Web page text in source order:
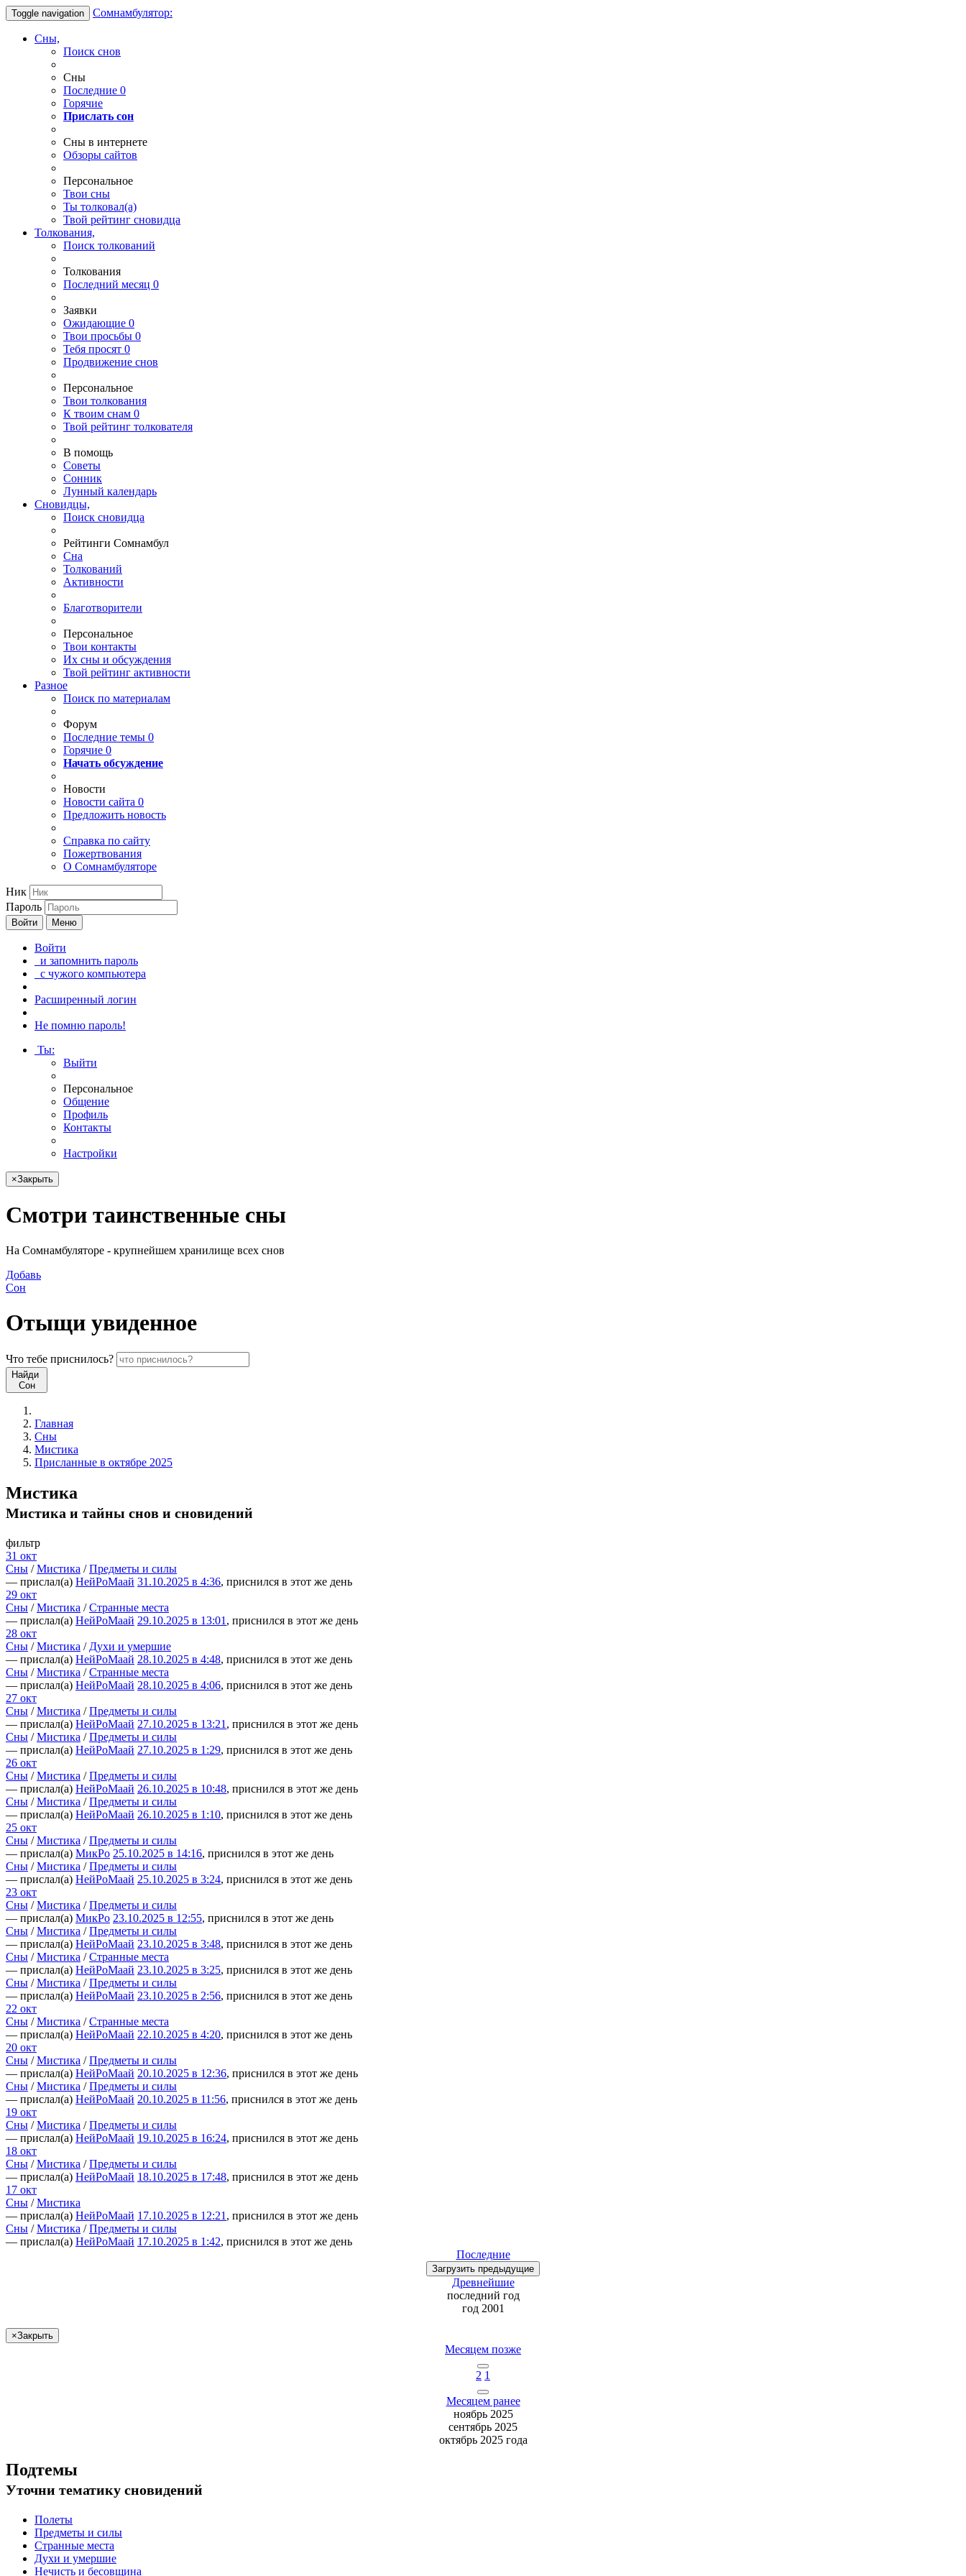
Toggle navigation Сомнамбулятор:
Сны,
Поиск снов
Сны
Последние 0
Горячие
Прислать сон
Сны в интернете
Обзоры сайтов
Персональное
Твои сны
Ты толковал(а)
Твой рейтинг сновидца
Толкования,
Поиск толкований
Толкования
Последний месяц 0
Заявки
Ожидающие 0
Твои просьбы 0
Тебя просят 0
Продвижение снов
Персональное
Твои толкования
К твоим снам 0
Твой рейтинг толкователя
В помощь
Советы
Сонник
Лунный календарь
Сновидцы,
Поиск сновидца
Рейтинги Сомнамбул
Сна
Толкований
Активности
Благотворители
Персональное
Твои контакты
Их сны и обсуждения
Твой рейтинг активности
Разное
Поиск по материалам
Форум
Последние темы 0
Горячие 0
Начать обсуждение
Новости
Новости сайта 0
Предложить новость
Справка по сайту
Пожертвования
О Сомнамбуляторе
Ник
Пароль
Войти Меню
Войти
и запомнить пароль
с чужого компьютера
Расширенный логин
Не помню пароль!
Ты:
Выйти
Персональное
Общение
Профиль
Контакты
Настройки
×Закрыть
Смотри таинственные сны
На Сомнамбуляторе - крупнейшем хранилище всех снов
Добавь
Сон
Отыщи увиденное
Что тебе приснилось?
Найди
Сон
Главная
Сны
Мистика
Присланные в октябре 2025
Мистика
Мистика и тайны снов и сновидений
фильтр
31 окт
Сны /Мистика /Предметы и силы
— прислал(а) НейРоМаай 31.10.2025 в 4:36, приснился в этот же день
29 окт
Сны /Мистика /Странные места
— прислал(а) НейРоМаай 29.10.2025 в 13:01 , приснился в этот же день
28 окт
Сны /Мистика / Духи и умершие
— прислал(а) НейРоМаай 28.10.2025 в 4:48, приснился в этот же день
Сны /Мистика /Странные места
— прислал(а) НейРоМаай 28.10.2025 в 4:06, приснился в этот же день
27 окт
Сны /Мистика /Предметы и силы
— прислал(а) НейРоМаай 27.10.2025 в 13:21 , приснился в этот же день
Сны /Мистика /Предметы и силы
— прислал(а) НейРоМаай 27.10.2025 в 1:29, приснился в этот же день
26 окт
Сны /Мистика /Предметы и силы
— прислал(а) НейРоМаай 26.10.2025 в 10:48, приснился в этот же день
Сны /Мистика /Предметы и силы
— прислал(а) НейРоМаай 26.10.2025 в 1:10, приснился в этот же день
25 окт
Сны /Мистика /Предметы и силы
— прислал(а) МикРо 25.10.2025 в 14:16, приснился в этот же день
Сны /Мистика /Предметы и силы
— прислал(а) НейРоМаай 25.10.2025 в 3:24, приснился в этот же день
23 окт
Сны /Мистика /Предметы и силы
— прислал(а) МикРо 23.10.2025 в 12:55, приснился в этот же день
Сны /Мистика /Предметы и силы
— прислал(а) НейРоМаай 23.10.2025 в 3:48, приснился в этот же день
Сны /Мистика /Странные места
— прислал(а) НейРоМаай 23.10.2025 в 3:25, приснился в этот же день
Сны /Мистика /Предметы и силы
— прислал(а) НейРоМаай 23.10.2025 в 2:56, приснился в этот же день
22 окт
Сны /Мистика /Странные места
— прислал(а) НейРоМаай 22.10.2025 в 4:20, приснился в этот же день
20 окт
Сны /Мистика /Предметы и силы
— прислал(а) НейРоМаай 20.10.2025 в 12:36, приснился в этот же день
Сны /Мистика /Предметы и силы
— прислал(а) НейРоМаай 20.10.2025 в 11:56, приснился в этот же день
19 окт
Сны /Мистика /Предметы и силы
— прислал(а) НейРоМаай 19.10.2025 в 16:24, приснился в этот же день
18 окт
Сны /Мистика /Предметы и силы
— прислал(а) НейРоМаай 18.10.2025 в 17:48, приснился в этот же день
17 окт
Сны /Мистика
— прислал(а) НейРоМаай 17.10.2025 в 12:21 , приснился в этот же день
Сны /Мистика /Предметы и силы
— прислал(а) НейРоМаай 17.10.2025 в 1:42, приснился в этот же день
Последние
Загрузить предыдущие
Древнейшие
последний год
год 2001
×Закрыть
Месяцем позже
2 1
Месяцем ранее
ноябрь 2025
сентябрь 2025
октябрь 2025 года
Подтемы
Уточни тематику сновидений
Полеты
Предметы и силы
Странные места
Духи и умершие
Нечисть и бесовщина